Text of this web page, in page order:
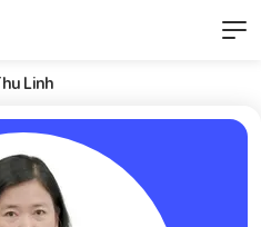
Linh